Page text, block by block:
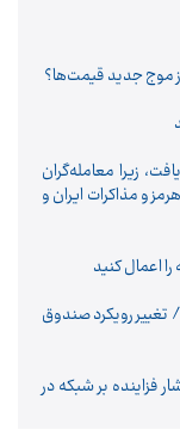
موج جدید قیمت‌ها؟
زیرا معامله‌گران
و مذاکرات ایران و
اعمال کنید
/ تغییر رویکرد صندوق
فزاینده بر شبکه در